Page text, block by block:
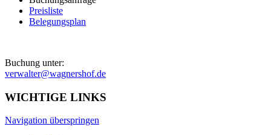
Preisliste
Belegungsplan
Buchung unter:
verwalter@wagnershof.de
WICHTIGE LINKS
Navigation überspringen